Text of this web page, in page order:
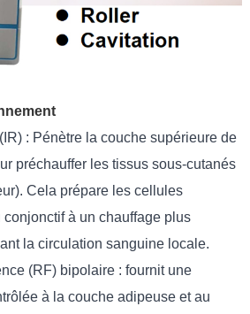
: Pénètre la couche supérieure de
préchauffer les tissus sous-cutanés
Cela prépare les cellules
à un chauffage plus
la circulation sanguine locale.
(RF) bipolaire : fournit une
à la couche adipeuse et au